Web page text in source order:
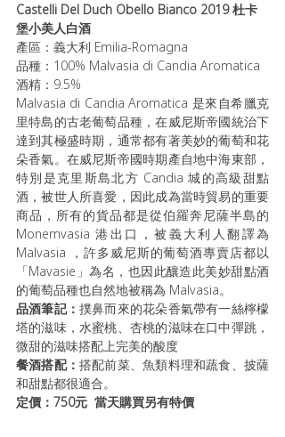
Castelli Del Duch Obello Bianco 2019 杜卡
堡小美人白酒
產區：義大利 Emilia-Romagna
品種：100% Malvasia di Candia Aromatica
酒精：9.5%
Malvasia di Candia Aromatica 是來自希臘克
里特島的古老葡萄品種，在威尼斯帝國統治下
達到其極盛時期，通常都有著美妙的葡萄和花
朵香氣。在威尼斯帝國時期產自地中海東部，
特別是克里斯島北方 Candia 城的高級甜點
酒，被世人所喜愛，因此成為當時貿易的重要
商品，所有的貨品都是從伯羅奔尼薩半島的
Monemvasia 港出口，被義大利人翻譯為
Malvasia ，許多威尼斯的葡萄酒專賣店都以
「Mavasie」為名，也因此釀造此美妙甜點酒
的葡萄品種也自然地被稱為 Malvasia。
品酒筆記：撲鼻而來的花朵香氣帶有一絲檸檬
塔的滋味，水蜜桃、杏桃的滋味在口中彈跳，
微甜的滋味搭配上完美的酸度
餐酒搭配：搭配前菜、魚類料理和蔬食、披薩
和甜點都很適合。
定價：750元  當天購買另有特價